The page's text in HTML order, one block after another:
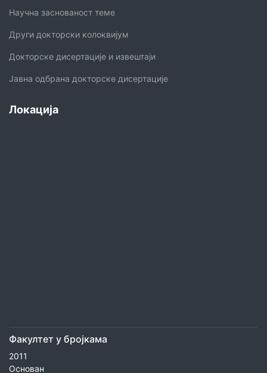
Научна заснованост теме
Други докторски колоквијум
Докторске дисертације и извештаји
Јавна одбрана докторске дисертације
Локација
Факултет у бројкама
2011
Основан